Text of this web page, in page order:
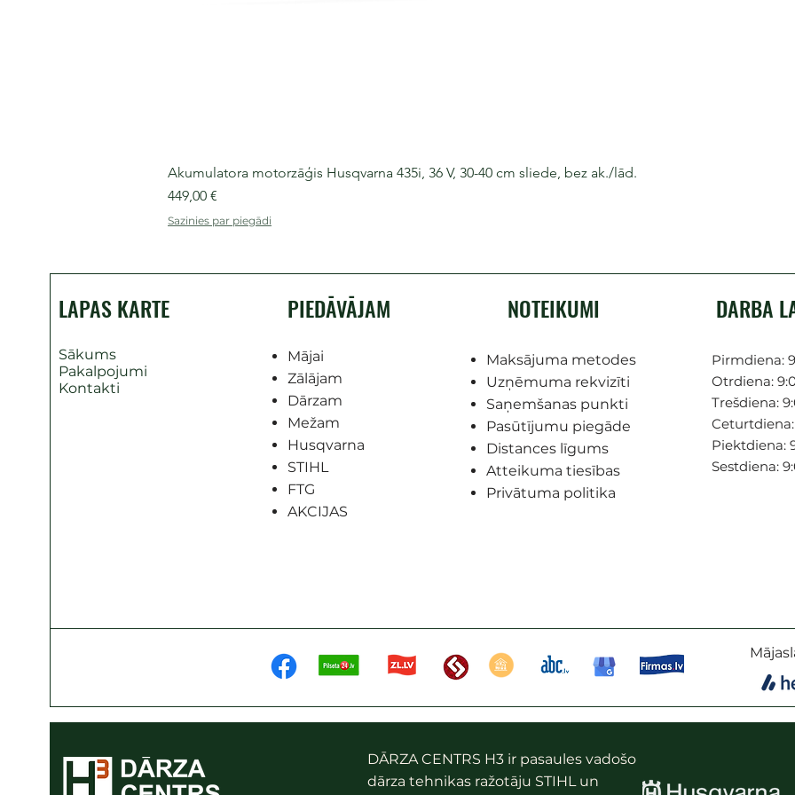
Akumulatora motorzāģis Husqvarna 435i, 36 V, 30-40 cm sliede, bez ak./lād.
Cena
449,00 €
Sazinies par piegādi
LAPAS KARTE
Sākums
Pakalpojumi
Kontakti
PIEDĀVĀJAM
Mājai
Zālājam
Dārzam
Mežam
Husqvarna
STIHL
FTG
AKCIJAS
NOTEIKUMI
Maksājuma metodes
Uzņēmuma rekvizīti
Saņemšanas punkti
Pasūtījumu piegāde
Distances līgums
Atteikuma tiesības
Privātuma politika
DARBA
Pirmdiena:
Otrdiena:
Trešdiena:
Ceturtdiena:
Piektdiena:
Sestdiena:
DĀRZA CENTRS H3 ir pasaules vadošo
dārza tehnikas ražotāju STIHL un